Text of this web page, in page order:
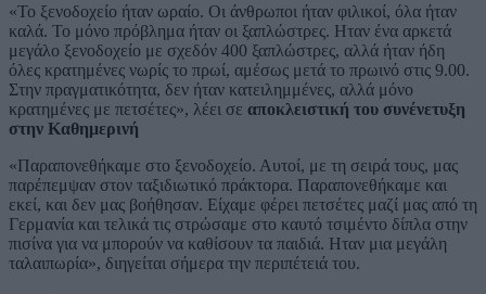
«Το ξενοδοχείο ήταν ωραίο. Οι άνθρωποι ήταν φιλικοί, όλα ήταν
καλά. Το μόνο πρόβλημα ήταν οι ξαπλώστρες. Ηταν ένα αρκετά
μεγάλο ξενοδοχείο με σχεδόν 400 ξαπλώστρες, αλλά ήταν ήδη
όλες κρατημένες νωρίς το πρωί, αμέσως μετά το πρωινό στις 9.00.
Στην πραγματικότητα, δεν ήταν κατειλημμένες, αλλά μόνο
κρατημένες με πετσέτες», λέει σε αποκλειστική του συνένετυξη
στην Καθημερινή
«Παραπονεθήκαμε στο ξενοδοχείο. Αυτοί, με τη σειρά τους, μας
παρέπεμψαν στον ταξιδιωτικό πράκτορα. Παραπονεθήκαμε και
εκεί, και δεν μας βοήθησαν. Είχαμε φέρει πετσέτες μαζί μας από τη
Γερμανία και τελικά τις στρώσαμε στο καυτό τσιμέντο δίπλα στην
πισίνα για να μπορούν να καθίσουν τα παιδιά. Ηταν μια μεγάλη
ταλαιπωρία», διηγείται σήμερα την περιπέτειά του.